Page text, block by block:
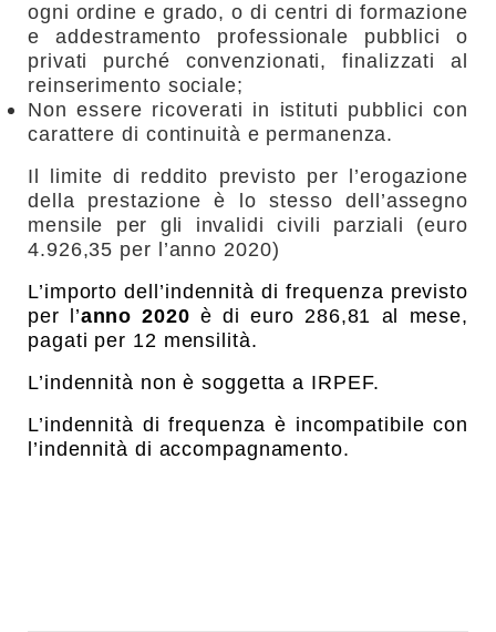
ogni ordine e grado, o di centri di formazione
e addestramento professionale pubblici o
privati purché convenzionati, finalizzati al
reinserimento sociale;
Non essere ricoverati in istituti pubblici con
carattere di continuità e permanenza.
Il limite di reddito previsto per l’erogazione
della prestazione è lo stesso dell’assegno
mensile per gli invalidi civili parziali (euro
4.926,35 per l’anno 2020)
L’importo dell’indennità di frequenza previsto
per l’anno 2020 è di euro 286,81 al mese,
pagati per 12 mensilità.
L’indennità non è soggetta a IRPEF.
L’indennità di frequenza è incompatibile con
l’indennità di accompagnamento.